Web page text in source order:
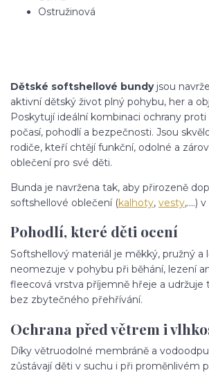
Ostružinová
Dětské softshellové bundyjsou
aktivní dětský život plný pohybu, her a
Poskytují ideální kombinaci ochrany
počasí, pohodlí a bezpečnosti. Jsou
rodiče, kteří chtějí funkční, odolné a
oblečení pro své děti.
Bunda je navržena tak, aby přirozeně
softshellové oblečení (kalhoty, vesty,....)
Pohodlí, které děti ocení
Softshellový materiál je měkký, pružný a
neomezuje v pohybu při běhání, lezení
fleecová vrstva příjemně hřeje a
bez zbytečného přehřívání.
Ochrana před větrem i
Díky větruodolné membráně a
zůstávají děti v suchu i při proměnlivém